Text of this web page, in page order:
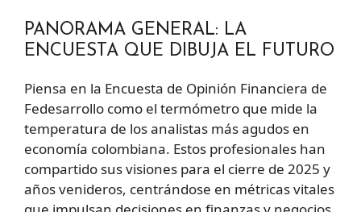
PANORAMA GENERAL: LA
ENCUESTA QUE DIBUJA EL FUTURO
Piensa en la Encuesta de Opinión Financiera de
Fedesarrollo como el termómetro que mide la
temperatura de los analistas más agudos en
economía colombiana. Estos profesionales han
compartido sus visiones para el cierre de 2025 y
años venideros, centrándose en métricas vitales